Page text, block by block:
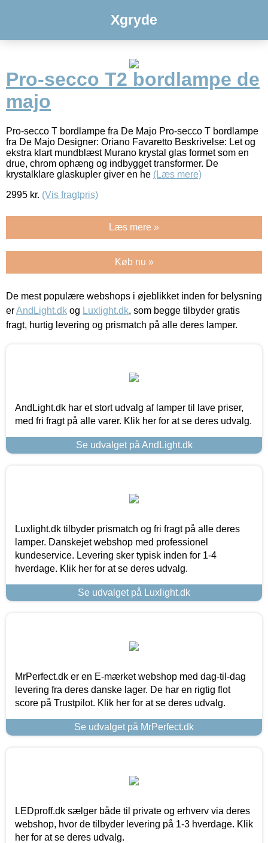
Xgryde
Pro-secco T2 bordlampe de
majo
Pro-secco T bordlampe fra De Majo Pro-secco T bordlampe
fra De Majo Designer: Oriano Favaretto Beskrivelse: Let og
ekstra klart mundblæst Murano krystal glas formet som en
drue, chrom ophæng og indbygget transformer. De
krystalklare glaskupler giver en he (Læs mere)
2995 kr. (Vis fragtpris)
Læs mere »
Køb nu »
De mest populære webshops i øjeblikket inden for belysning
erAndLight.dk og Luxlight.dk, som begge tilbyder gratis
fragt, hurtig levering og prismatch på alle deres lamper.
AndLight.dk har et stort udvalg af lamper til lave priser,
med fri fragt på alle varer. Klik her for at se deres udvalg.
Se udvalget på AndLight.dk
Luxlight.dk tilbyder prismatch og fri fragt på alle deres
lamper. Danskejet webshop med professionel
kundeservice. Levering sker typisk inden for 1-4
hverdage. Klik her for at se deres udvalg.
Se udvalget på Luxlight.dk
MrPerfect.dk er en E-mærket webshop med dag-til-dag
levering fra deres danske lager. De har en rigtig flot
score på Trustpilot. Klik her for at se deres udvalg.
Se udvalget på MrPerfect.dk
LEDproff.dk sælger både til private og erhverv via deres
webshop, hvor de tilbyder levering på 1-3 hverdage. Klik
her for at se deres udvalg.